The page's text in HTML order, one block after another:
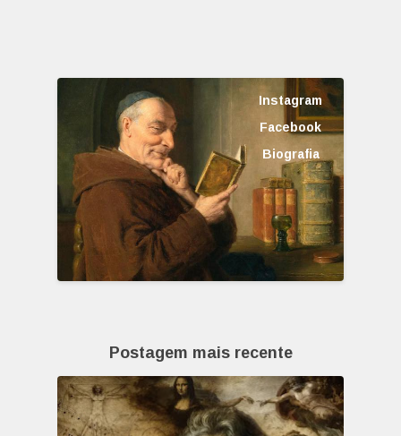
Instagram
Facebook
Biografia
Postagem mais recente